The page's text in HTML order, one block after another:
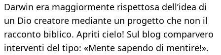
Darwin era maggiormente rispettosa dell’idea di
un Dio creatore mediante un progetto che non il
racconto biblico. Apriti cielo! Sul blog comparvero
interventi del tipo: «Mente sapendo di mentire!».